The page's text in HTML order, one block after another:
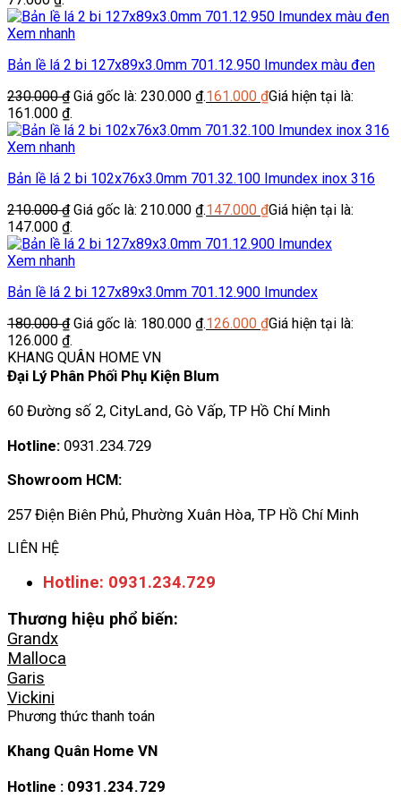
Xem nhanh
Bản lề lá 2 bi 127x89x3.0mm 701.12.950 Imundex màu đen
230.000₫ Giá gốc là: 230.000 ₫.161.000 ₫Giá hiện tại là:
161.000 ₫.
Xem nhanh
Bản lề lá 2 bi 102x76x3.0mm 701.32.100 Imundex inox 316
210.000₫ Giá gốc là: 210.000 ₫.147.000 ₫Giá hiện tại là:
147.000 ₫.
Xem nhanh
Bản lề lá 2 bi 127x89x3.0mm 701.12.900 Imundex
180.000₫ Giá gốc là: 180.000 ₫.126.000 ₫Giá hiện tại là:
126.000 ₫.
KHANG QUÂN HOME VN
Đại Lý Phân Phối Phụ Kiện Blum
60 Đường số 2, CityLand, Gò Vấp, TP Hồ Chí Minh
Hotline: 0931.234.729
Showroom HCM:
257 Điện Biên Phủ, Phường Xuân Hòa, TP Hồ Chí Minh
LIÊN HỆ
Hotline: 0931.234.729
Thương hiệu phổ biến:
Grandx
Malloca
Garis
Vickini
Phương thức thanh toán
Khang Quân Home VN
Hotline : 0931.234.729